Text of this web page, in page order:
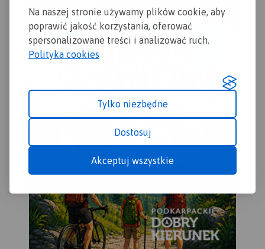
Na naszej stronie używamy plików cookie, aby
poprawić jakość korzystania, oferować
spersonalizowane treści i analizować ruch.
Polityka cookies
Tylko niezbędne
Dostosuj
Akceptuj wszystkie
zamyka się w granicach:
Końskie na północy, Raków
na południu, Ostrowiec
Świętokrzyski na wschodzie,
Dobrzeszów na zachodzie.